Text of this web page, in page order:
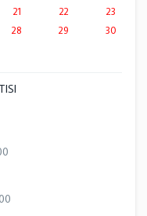
21 22
23
28 29
30